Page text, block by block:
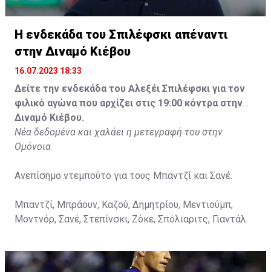
Η ενδεκάδα του Σπιλέφσκι απέναντι
στην Διναμό Κιέβου
16.07.2023 18:33
Δείτε την ενδεκάδα του Αλεξέι Σπιλέφσκι για τον
φιλικό αγώνα που αρχίζει στις 19:00 κόντρα στην
Διναμό Κιέβου.
Νέα δεδομένα και χαλάει η μετεγραφή του στην
Ομόνοια
Ανεπίσημο ντεμπούτο για τους Μπαντζί και Σανέ.
Μπαντζί, Μπράουν, Καζού, Δημητρίου, Μεντιούμπ,
Μοντνόρ, Σανέ, Στεπίνσκι, Ζόκε, Σπόλιαριτς, Γιαντάλ.